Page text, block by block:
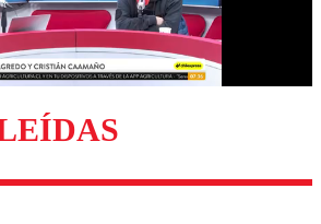
Enviar comentario